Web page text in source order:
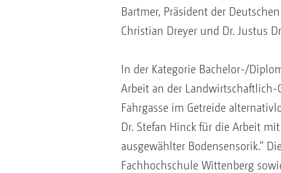
Bartmer, Präsident der
Christian Dreyer und Dr. Justus
In der Kategorie Bachelor-/
Arbeit an der Landwirtschaftlich-
Fahrgasse im Getreide
Dr. Stefan Hinck für die Arbeit
ausgewählter Bodensensorik.“
Fachhochschule Wittenberg